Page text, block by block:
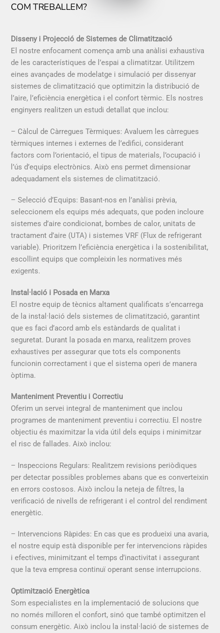
COM TREBALLEM?
Disseny i Projecció de Sistemes de Climatització
El nostre enfocament comença amb una anàlisi exhaustiva
de les característiques de l’espai a climatitzar. Utilitzem
eines avançades de modelatge i simulació per dissenyar
sistemes de climatització que optimitzin la distribució de
l’aire, l’eficiència energètica i el confort tèrmic. Els nostres
enginyers realitzen un estudi detallat que inclou:
– Càlcul de Càrregues Tèrmiques: Avaluem les càrregues
tèrmiques internes i externes de l’edifici, considerant
factors com l’orientació, el tipus de materials, l’ocupació i
l’ús d’equips electrònics. Això ens permet dimensionar
adequadament els sistemes de climatització.
– Selecció d’Equips: Basant-nos en l’anàlisi prèvia,
seleccionem els equips més adequats, que poden incloure
sistemes d’aire condicionat, bombes de calor, unitats de
tractament d’aire (UTA) i sistemes VRF (Flux de refrigerant
variable). Prioritzem l’eficiència energètica i la sostenibilitat,
escollint equips que compleixin les normatives més
exigents.
Instal·lació i Posada en Marxa
El nostre equip de tècnics altament qualificats s’encarrega
de la instal·lació dels sistemes de climatització, garantint
que es faci d’acord amb els estàndards de qualitat i
seguretat. Durant la posada en marxa, realitzem proves
exhaustives per assegurar que tots els components
funcionin correctament i que el sistema operi de manera
òptima.
Manteniment Preventiu i Correctiu
Oferim un servei integral de manteniment que inclou
programes de manteniment preventiu i correctiu. El nostre
objectiu és maximitzar la vida útil dels equips i minimitzar
el risc de fallades. Això inclou:
– Inspeccions Regulars: Realitzem revisions periòdiques
per detectar possibles problemes abans que es converteixin
en errors costosos. Això inclou la neteja de filtres, la
verificació de nivells de refrigerant i el control del rendiment
energètic.
– Intervencions Ràpides: En cas que es produeixi una avaria,
el nostre equip està disponible per fer intervencions ràpides
i efectives, minimitzant el temps d’inactivitat i assegurant
que la teva empresa continuï operant sense interrupcions.
Optimització Energètica
Som especialistes en la implementació de solucions que
no només milloren el confort, sinó que també optimitzen el
consum energètic. Això inclou la instal·lació de sistemes de